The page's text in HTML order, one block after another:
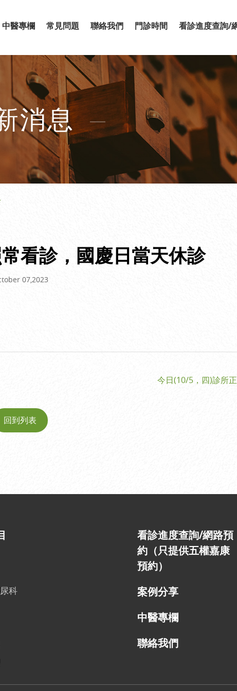
中醫專欄 常見問題 聯絡我們 門診時間 看診進度查詢/
消息
看診，國慶日當天休診
07,2023
今日(10/5，四)診所
回到列表
科
看診進度查詢/網路預
約（只提供五權嘉康
預約）
案例分享
中醫專欄
聯絡我們